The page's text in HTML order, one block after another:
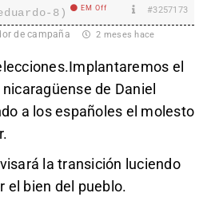
8) EM Off #3257173
de campaña 2 meses hace
el
de Daniel
a los españoles el molesto
la transición luciendo
el bien del pueblo.